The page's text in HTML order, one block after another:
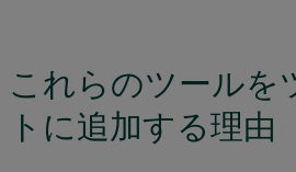
これらのツールを
トに追加する理由